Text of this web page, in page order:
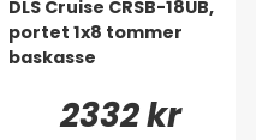
DLS Cruise CRSB-18UB,
portet 1x8 tommer
baskasse
2332 kr